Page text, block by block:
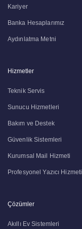
Kariyer
Banka Hesaplarımız
Aydınlatma Metni
Hizmetler
Teknik Servis
Sunucu Hizmetleri
Bakım ve Destek
Güvenlik Sistemleri
Kurumsal Mail Hizmeti
Profesyonel Yazıcı Hizmeti
Çözümler
Akıllı Ev Sistemleri